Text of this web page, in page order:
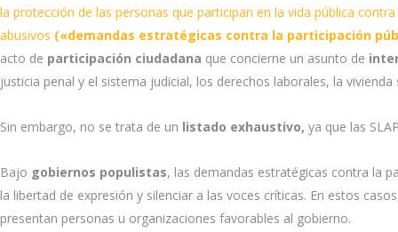
la protección de las personas que participan en la vida pública
abusivos («demandas estratégicas contra la participación
acto de participación ciudadana que concierne un asunto de
justicia penal y el sistema judicial, los derechos laborales, la
Sin embargo, no se trata de un listado exhaustivo, ya que las
Bajo gobiernos populistas, las demandas estratégicas contra la
la libertad de expresión y silenciar a las voces críticas. En estos
presentan personas u organizaciones favorables al gobierno.